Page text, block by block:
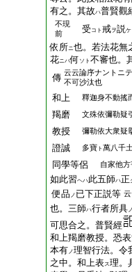
有之。其故ハ普賢觀
不現
前
受 コト 戒ヲ説ケ
依所ニ也。若法花無
花ニハ何 ソト 不審也。
傳 云云論序ナントニ
不可沙汰也
和上 釋迦身不動搖
羯磨 文殊依彌勒疑
教授 彌勒依大衆疑
證誠 多寶 ト 萬八千
同學等侶 自家他
如此習ヘハ此五師ハ正
便品 ノ 已下正説等
也。三師ハ行者所具
可思合之。普賢經
和上羯磨教授。恐
本有ノ理智行法。令
之中。和上表ス理。